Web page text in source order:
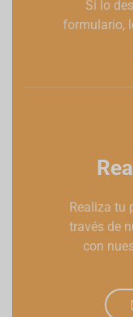
Si lo
formulario,
Realiza tu
través de
con